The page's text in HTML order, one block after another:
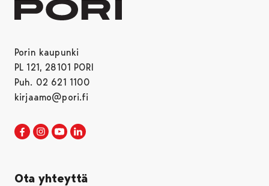
Porin kaupunki
PL 121, 28101 PORI
Puh. 02 621 1100
kirjaamo@pori.fi
Porin kaupunki Facebookissa
Avautuu uudessa välilehdessä
Porin kaupunki Instagramissa
Avautuu uudessa välilehdessä
Porin kaupunki Youtubessa
Avautuu uudessa välilehdessä
Ota yhteyttä